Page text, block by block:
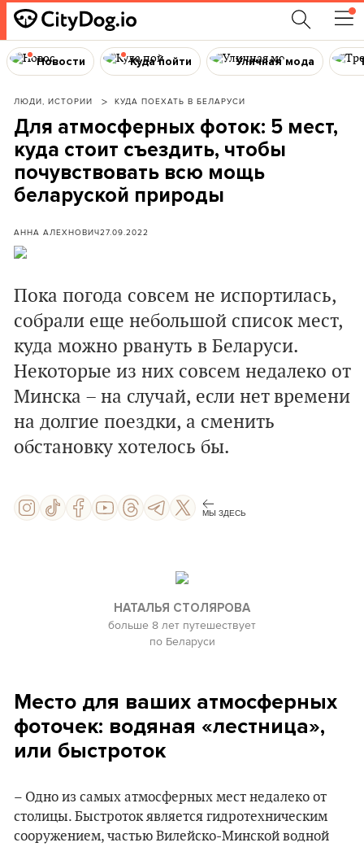
Новости Куда пойти Уличная мода
ЛЮДИ, ИСТОРИИ КУДА ПОЕХАТЬ В БЕЛАРУСИ
Для атмосферных фоток: 5 мест,
куда стоит съездить, чтобы
почувствовать всю мощь
беларуской природы
АННА АЛЕХНОВИЧ27.09.2022
Пока погода совсем не испортилась,
собрали еще небольшой список мест,
куда можно рвануть в Беларуси.
Некоторые из них совсем недалеко от
Минска – на случай, если нет времени
на долгие поездки, а сменить
обстановку хотелось бы.
МЫ ЗДЕСЬ
НАТАЛЬЯ СТОЛЯРОВА
больше 8 лет путешествует
по Беларуси
Место для ваших атмосферных
фоточек: водяная «лестница»,
или быстроток
– Одно из самых атмосферных мест недалеко от
столицы. Быстроток является гидротехническим
сооружением, частью Вилейско-Минской водной